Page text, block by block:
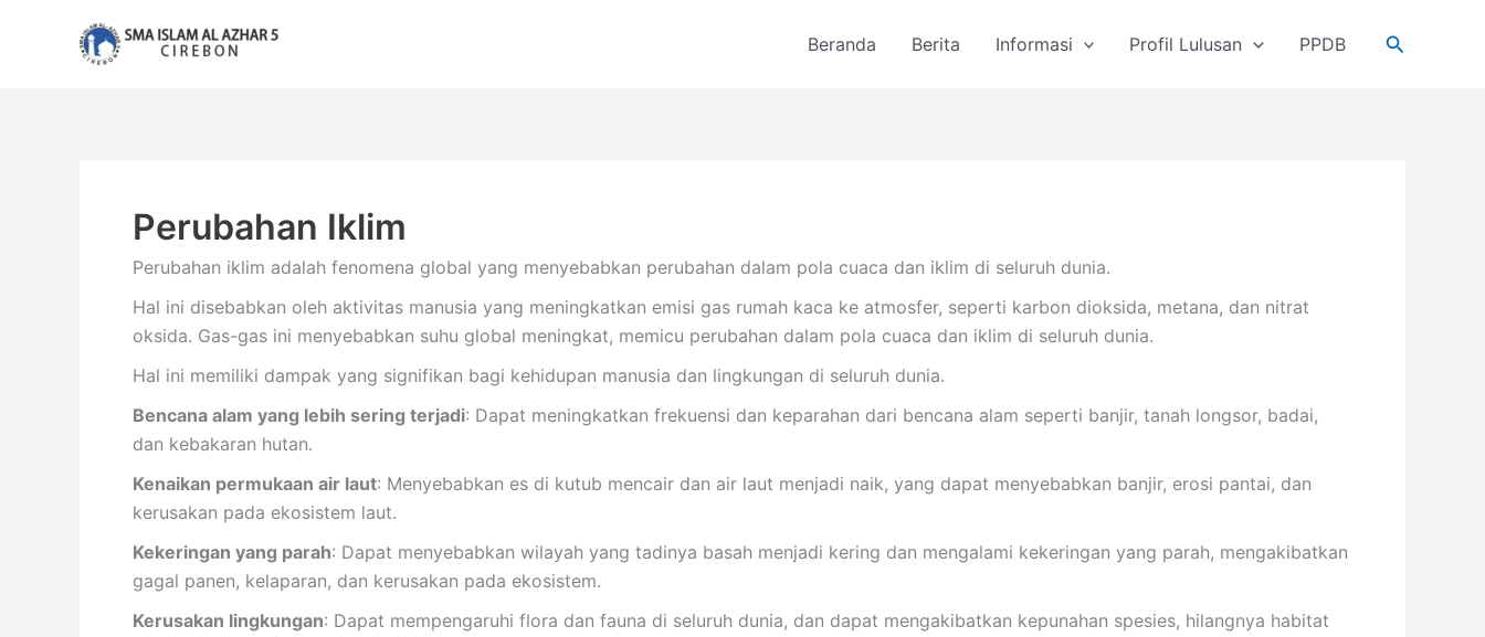
Beranda Berita Informasi Profil Lulusan PPDB Cari
Perubahan Iklim
Perubahan iklim adalah fenomena global yang menyebabkan perubahan dalam pola cuaca dan iklim di seluruh dunia.
Hal ini disebabkan oleh aktivitas manusia yang meningkatkan emisi gas rumah kaca ke atmosfer, seperti karbon dioksida, metana, dan nitrat
oksida. Gas-gas ini menyebabkan suhu global meningkat, memicu perubahan dalam pola cuaca dan iklim di seluruh dunia.
Hal ini memiliki dampak yang signifikan bagi kehidupan manusia dan lingkungan di seluruh dunia.
Bencana alam yang lebih sering terjadi: Dapat meningkatkan frekuensi dan keparahan dari bencana alam seperti banjir, tanah longsor, badai,
dan kebakaran hutan.
Kenaikan permukaan air laut: Menyebabkan es di kutub mencair dan air laut menjadi naik, yang dapat menyebabkan banjir, erosi pantai, dan
kerusakan pada ekosistem laut.
Kekeringan yang parah: Dapat menyebabkan wilayah yang tadinya basah menjadi kering dan mengalami kekeringan yang parah, mengakibatkan
gagal panen, kelaparan, dan kerusakan pada ekosistem.
Kerusakan lingkungan: Dapat mempengaruhi flora dan fauna di seluruh dunia, dan dapat mengakibatkan kepunahan spesies, hilangnya habitat